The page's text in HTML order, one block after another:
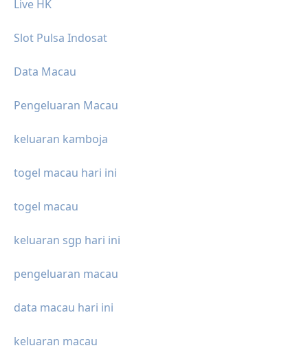
Live HK
Slot Pulsa Indosat
Data Macau
Pengeluaran Macau
keluaran kamboja
togel macau hari ini
togel macau
keluaran sgp hari ini
pengeluaran macau
data macau hari ini
keluaran macau